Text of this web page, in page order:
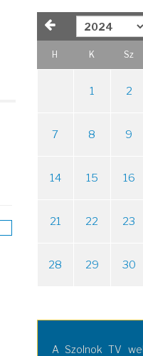
H K Sz
1 2
7 8 9
14 15 16
21 22 23
28 29 30
A Szolnok TV